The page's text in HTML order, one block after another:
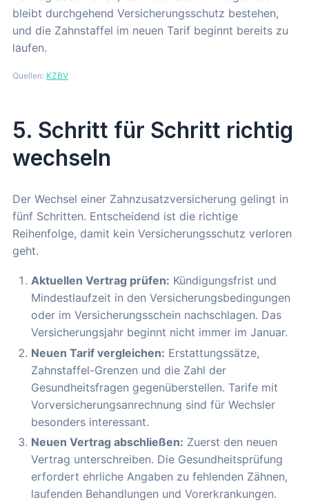
bleibt durchgehend Versicherungsschutz bestehen,
und die Zahnstaffel im neuen Tarif beginnt bereits zu
laufen.
Quellen: KZBV
5. Schritt für Schritt richtig
wechseln
Der Wechsel einer Zahnzusatzversicherung gelingt in
fünf Schritten. Entscheidend ist die richtige
Reihenfolge, damit kein Versicherungsschutz verloren
geht.
Aktuellen Vertrag prüfen: Kündigungsfrist und
Mindestlaufzeit in den Versicherungsbedingungen
oder im Versicherungsschein nachschlagen. Das
Versicherungsjahr beginnt nicht immer im Januar.
Neuen Tarif vergleichen: Erstattungssätze,
Zahnstaffel-Grenzen und die Zahl der
Gesundheitsfragen gegenüberstellen. Tarife mit
Vorversicherungsanrechnung sind für Wechsler
besonders interessant.
Neuen Vertrag abschließen: Zuerst den neuen
Vertrag unterschreiben. Die Gesundheitsprüfung
erfordert ehrliche Angaben zu fehlenden Zähnen,
laufenden Behandlungen und Vorerkrankungen.